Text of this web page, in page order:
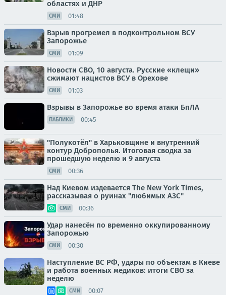
областях и ДНР
СМИ 01:48
Взрыв прогремел в подконтрольном ВСУ
Запорожье
СМИ 01:09
Новости СВО, 10 августа. Русские «клещи»
сжимают нацистов ВСУ в Орехове
СМИ 01:03
Взрывы в Запорожье во время атаки БпЛА
ПАБЛИКИ 00:45
"Полукотёл" в Харьковщине и внутренний
контур Доброполья. Итоговая сводка за
прошедшую неделю и 9 августа
СМИ 00:36
Над Киевом издевается The New York Times,
рассказывая о руинах "любимых АЗС"
СМИ 00:36
Удар нанесён по временно оккупированному
Запорожью
СМИ 00:30
Наступление ВС РФ, удары по объектам в Киеве
и работа военных медиков: итоги СВО за
неделю
СМИ 00:07